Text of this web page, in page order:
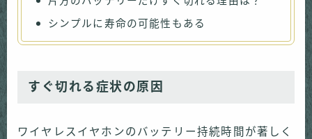
シンプルに寿命の可能性もある
すぐ切れる症状の原因
ワイヤレスイヤホンのバッテリー持続時間が著しく